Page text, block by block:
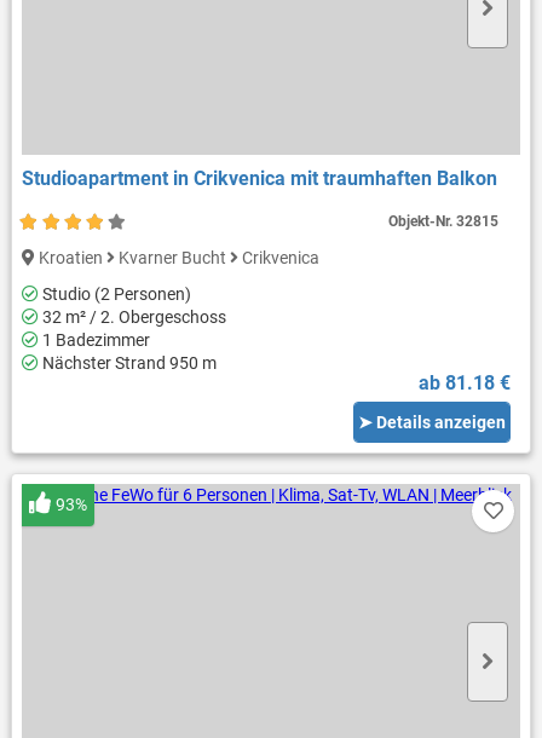
Studioapartment in Crikvenica mit traumhaften Balkon
Kroatien Kvarner Bucht
Crikvenica
Studio (2 Personen)
32 m² / 2. Obergeschoss
1 Badezimmer
Nächster Strand 950 m
ab 81.18 €
➤ Details anzeigen
Objekt-Nr.32815
93%